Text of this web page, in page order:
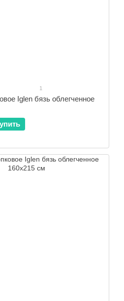
1
Iglen бязь облегченное